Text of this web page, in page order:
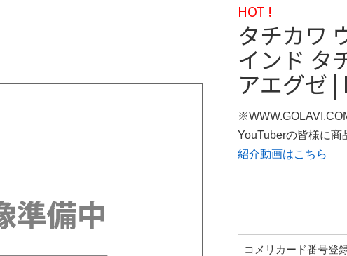
HOT !
タチカワ
インド タ
アエグゼ |
YouTuberの皆様に商
紹介動画はこちら
コメリカード番号登